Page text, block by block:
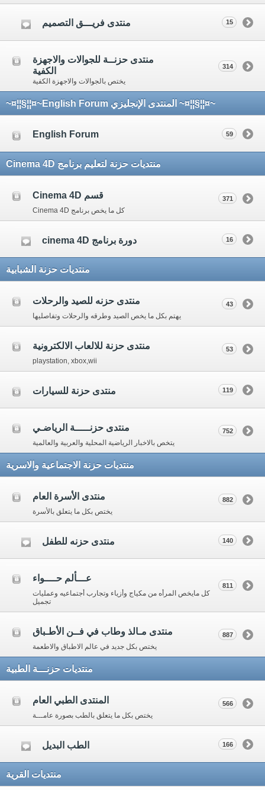
منتدى فريـــق التصميم 15
منتدى حزنــة للجوالات والاجهزة
الكفية
يختص بالجوالات والاجهزة الكفية
314
~¤¦¦§¦¦¤~ المنتدى الإنجليزي English Forum~¤¦¦§¦¦¤~
English Forum 59
منتديات حزنة لتعليم برنامج Cinema 4D
قسم Cinema 4D
كل ما يخص برنامج Cinema 4D
371
دورة برنامج cinema 4D 16
منتديات حزنة الشبابية
منتدى حزنه للصيد والرحلات
يهتم بكل ما يخص الصيد وطرقه والرحلات وتفاصليها
43
منتدى حزنة للالعاب الالكترونية
playstation, xbox,wii
53
منتدى حزنة للسيارات 119
منتدى حزنـــــة الرياضـي
يتخص بالاخبار الرياضية المحلية والعربية والعالمية
752
منتديات حزنة الاجتماعية والاسرية
منتدى الأسرة العام
يختص بكل ما يتعلق بالأسرة
882
منتدى حزنه للطفل 140
عـــألم حــــواء
كل مايخص المرأه من مكياج وأزياء وتجارب أجتماعيه وعمليات
تجميل
811
منتدى مـالذ وطاب في فــن الأطـباق
يختص بكل جديد في عالم الاطباق والاطعمة
887
منتديات حزنـــة الطبية
المنتدى الطبي العام
يختص بكل ما يتعلق بالطب بصورة عامـــة
566
الطب البديل 166
منتديات القرية